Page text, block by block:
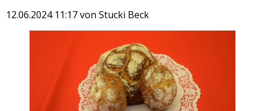
12.06.2024 11:17von Stucki Beck